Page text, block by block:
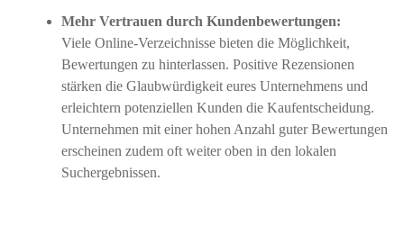
Mehr Vertrauen durch Kundenbewertungen:
Viele Online-Verzeichnisse bieten die Möglichkeit,
Bewertungen zu hinterlassen. Positive Rezensionen
stärken die Glaubwürdigkeit eures Unternehmens und
erleichtern potenziellen Kunden die Kaufentscheidung.
Unternehmen mit einer hohen Anzahl guter Bewertungen
erscheinen zudem oft weiter oben in den lokalen
Suchergebnissen.